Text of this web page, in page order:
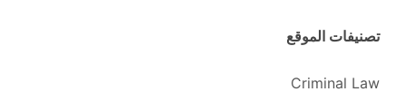
تصنيفات الموقع
Criminal Law